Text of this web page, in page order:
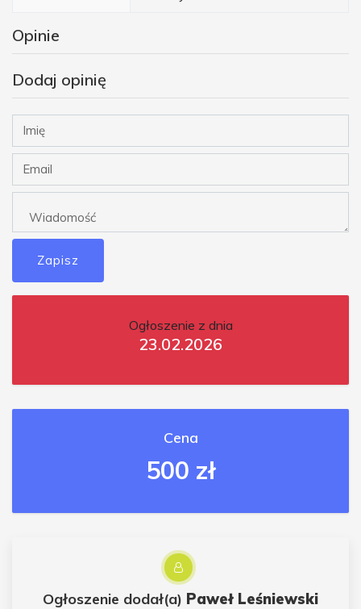
Opinie
Dodaj opinię
Zapisz
Ogłoszenie z dnia
23.02.2026
Cena
500 zł
Ogłoszenie dodał(a) Paweł Leśniewski